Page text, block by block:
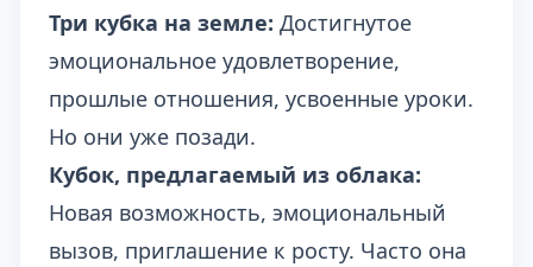
Три кубка на земле: Достигнутое
эмоциональное удовлетворение,
прошлые отношения, усвоенные уроки.
Но они уже позади.
Кубок, предлагаемый из облака:
Новая возможность, эмоциональный
вызов, приглашение к росту. Часто она